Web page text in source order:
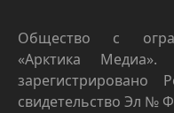
Общество с
«Арктика Медиа».
зарегистрировано
свидетельство Эл №